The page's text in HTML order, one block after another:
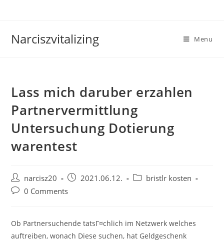
Narciszvitalizing Menu
Lass mich daruber erzahlen
Partnervermittlung
Untersuchung Dotierung
warentest
Post
author:
narcisz20
Post
published:
2021.06.12.
Postbristlr kosten
Post0 Comments
Ob Partnersuchende tatsГ¤chlich im Netzwerk welches
auftreiben, wonach Diese suchen, hat Geldgeschenk